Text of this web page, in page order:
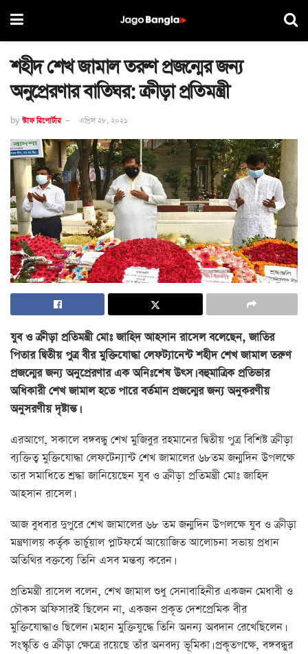
শহীদ শেখ জামাল তরুণ প্রজন্মের জন্য
অনুপ্রেরণার বাতিঘর: ক্রীড়া প্রতিমন্ত্রী
by স্টাফ রিপোর্টার এপ্রিল ২৮, ২০২১
যুব ও ক্রীড়া প্রতিমন্ত্রী মোঃ জাহিদ আহসান রাসেল বলেছেন, জাতির
পিতার দ্বিতীয় পুত্র বীর মুক্তিযোদ্ধা লেফট্যানেন্ট শহীদ শেখ জামাল তরুণ
প্রজন্মের জন্য অনুপ্রেরণার এক অনিঃশেষ উৎস। বহুমাত্রিক প্রতিভার
অধিকারী শেখ জামাল হতে পারে বর্তমান প্রজন্মের জন্য অনুকরণীয়
অনুসরণীয় দৃষ্টান্ত।
এরআগে, সকালে বঙ্গবন্ধু শেখ মুজিবুর রহমানের দ্বিতীয় পুত্র বিশিষ্ট ক্রীড়া
ব্যক্তিত্ব মুক্তিযোদ্ধা লেফটেন্যান্ট শেখ জামালের ৬৮তম জন্মদিন উপলক্ষে
তার সমাধিতে শ্রদ্ধা জানিয়েছেন যুব ও ক্রীড়া প্রতিমন্ত্রী মোঃ জাহিদ
আহসান রাসেল।
আজ বুধবার দুপুরে শেখ জামালের ৬৮ তম জন্মদিন উপলক্ষে যুব ও ক্রীড়া
মন্ত্রণালয় কর্তৃক ভার্চুয়াল প্লাটফর্মে আয়োজিত আলোচনা সভায় প্রধান
অতিথির বক্তব্যে তিনি এসব মন্তব্য করেন।
প্রতিমন্ত্রী রাসেল বলেন, শেখ জামাল শুধু সেনাবাহিনীর একজন মেধাবী ও
চৌকস অফিসারই ছিলেন না, একজন প্রকৃত দেশপ্রেমিক বীর
মুক্তিযোদ্ধাও ছিলেন। মহান মুক্তিযুদ্ধে তিনি অনন্য অবদান রেখেছিলেন।
সংস্কৃতি ও ক্রীড়া ক্ষেত্রে রয়েছে তাঁর অনবদ্য ভূমিকা। প্রকৃতপক্ষে, বঙ্গবন্ধুর